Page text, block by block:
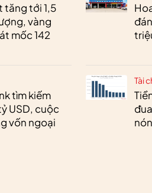
tăng tới 1,5
vàng
mốc 142
tìm kiếm
USD, cuộc
vốn ngoại
Tài